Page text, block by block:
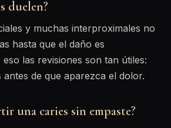
duelen?
y muchas interproximales no
hasta que el daño es
las revisiones son tan útiles:
de que aparezca el dolor.
una caries sin empaste?